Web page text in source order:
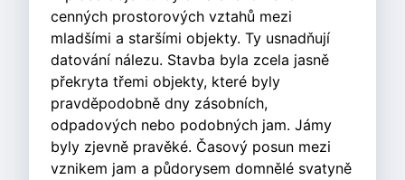
cenných prostorových vztahů mezi
mladšími a staršími objekty. Ty usnadňují
datování nálezu. Stavba byla zcela jasně
překryta třemi objekty, které byly
pravděpodobně dny zásobních,
odpadových nebo podobných jam. Jámy
byly zjevně pravěké. Časový posun mezi
vznikem jam a půdorysem domnělé svatyně